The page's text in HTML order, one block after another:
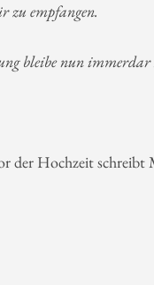
zu empfangen.
bleibe nun
der Hochzeit schreibt